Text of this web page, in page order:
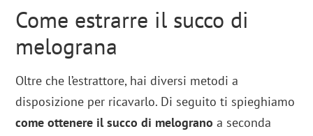
Come estrarre il succo di
melograna
Oltre che l’estrattore, hai diversi metodi a
disposizione per ricavarlo. Di seguito ti spieghiamo
come ottenere il succo di melograno a seconda